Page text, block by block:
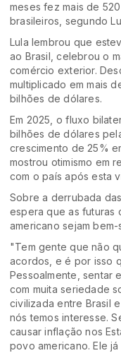
meses fez mais de
brasileiros, segundo
Lula lembrou que
ao Brasil, celebrou o
comércio exterior.
multiplicado em mais
bilhões de dólares.
Em 2025, o fluxo
bilhões de dólares
crescimento de 25%
mostrou otimismo em
com o país após esta
Sobre a derrubada
espera que as futuras
americano sejam bem-
"Tem gente que não
acordos, e é por isso
Pessoalmente, sentar
com muita seriedade
civilizada entre Brasil
nós temos interesse.
causar inflação nos
povo americano. Ele